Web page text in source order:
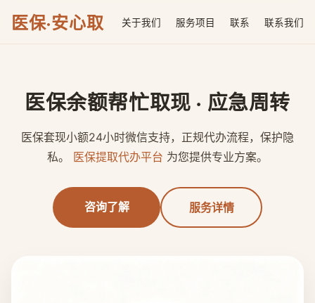
医保·安心取 关于我们 服务项目 联系 联系我们
医保余额帮忙取现 · 应急周转
医保套现小额24小时微信支持，正规代办流程，保护隐
私。 医保提取代办平台 为您提供专业方案。
咨询了解 服务详情